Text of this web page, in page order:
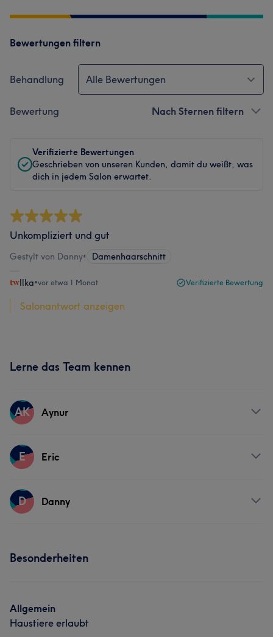
Bewertungen filtern
Behandlung Alle Bewertungen
Bewertung Nach Sternen filtern
Verifizierte Bewertungen
Geschrieben von unseren Kunden, damit du weißt, was
dich in jedem Salon erwartet.
Unkompliziert und gut
Gestylt von Danny• Damenhaarschnitt
Ilka•vor etwa 1 Monat Verifizierte Bewertung
Salonantwort anzeigen
Lerne das Team kennen
AK Aynur
Services
E Eric
Services
D Danny
Besonderheiten
Allgemein
Haustiere erlaubt